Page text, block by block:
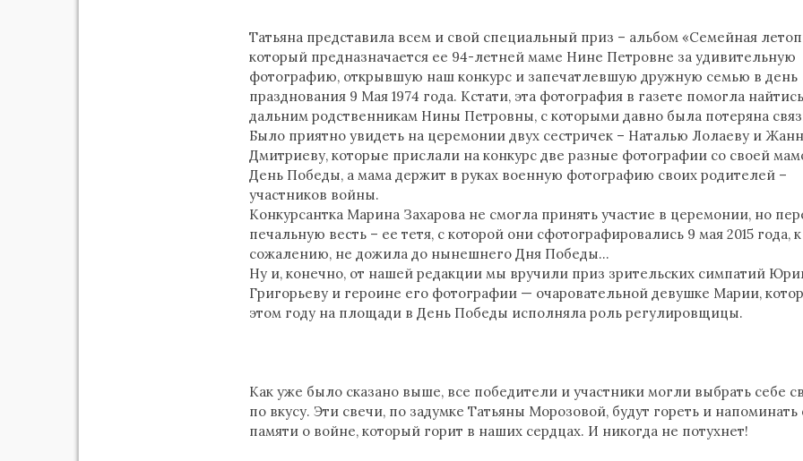
Татьяна представила всем и свой специальный приз – альбом «Семейная
который предназначается ее 94-летней маме Нине Петровне за удивительную
фотографию, открывшую наш конкурс и запечатлевшую дружную семью в день
празднования 9 Мая 1974 года. Кстати, эта фотография в газете помогла найтись
дальним родственникам Нины Петровны, с которыми давно была потеряна
Было приятно увидеть на церемонии двух сестричек – Наталью Лолаеву и
Дмитриеву, которые прислали на конкурс две разные фотографии со своей
День Победы, а мама держит в руках военную фотографию своих родителей –
участников войны.
Конкурсантка Марина Захарова не смогла принять участие в церемонии, но
печальную весть – ее тетя, с которой они сфотографировались 9 мая 2015 года, к
сожалению, не дожила до нынешнего Дня Победы…
Ну и, конечно, от нашей редакции мы вручили приз зрительских симпатий
Григорьеву и героине его фотографии — очаровательной девушке Марии,
этом году на площади в День Победы исполняла роль регулировщицы.
Как уже было сказано выше, все победители и участники могли выбрать себе
по вкусу. Эти свечи, по задумке Татьяны Морозовой, будут гореть и напоминать
памяти о войне, который горит в наших сердцах. И никогда не потухнет!